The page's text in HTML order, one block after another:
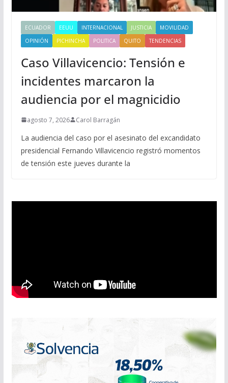
ECUADOR EEUU INTERNACIONAL JUSTICIA
MOVILIDAD
OPINIÓN
PICHINCHA POLITICA QUITO TENDENCIAS
Caso Villavicencio: Tensión e
incidentes marcaron la
audiencia por el magnicidio
agosto 7, 2026 Carol Barragán
La audiencia del caso por el asesinato del excandidato
presidencial Fernando Villavicencio registró momentos
de tensión este jueves durante la